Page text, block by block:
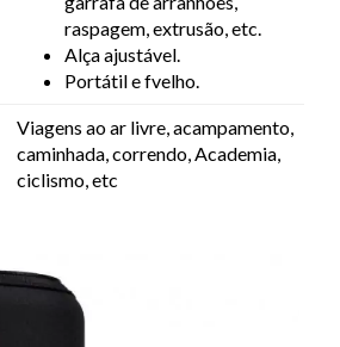
raspagem, extrusão, etc.
Alça ajustável.
Portátil e fvelho.
Viagens ao ar livre, acampamento,
caminhada, correndo, Academia,
ciclismo, etc